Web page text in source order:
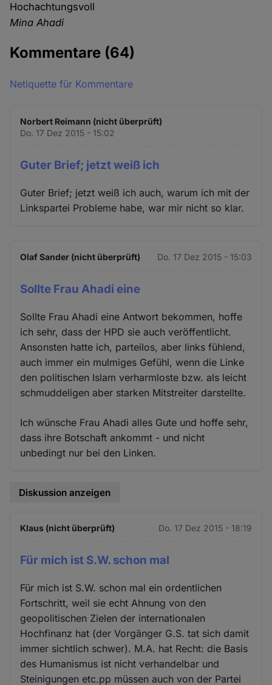
Hochachtungsvoll
Mina Ahadi
Kommentare (64)
Netiquette für Kommentare
Norbert Reimann (nicht überprüft)
Do. 17 Dez 2015 - 15:02
Guter Brief; jetzt weiß ich
Guter Brief; jetzt weiß ich auch, warum ich mit der
Linkspartei Probleme habe, war mir nicht so klar.
Olaf Sander (nicht überprüft) Do. 17 Dez 2015 - 15:03
Sollte Frau Ahadi eine
Sollte Frau Ahadi eine Antwort bekommen, hoffe
ich sehr, dass der HPD sie auch veröffentlicht.
Ansonsten hatte ich, parteilos, aber links fühlend,
auch immer ein mulmiges Gefühl, wenn die Linke
den politischen Islam verharmloste bzw. als leicht
schmuddeligen aber starken Mitstreiter darstellte.
Ich wünsche Frau Ahadi alles Gute und hoffe sehr,
dass ihre Botschaft ankommt - und nicht
unbedingt nur bei den Linken.
Diskussion anzeigen
Klaus (nicht überprüft) Do. 17 Dez 2015 - 18:19
Für mich ist S.W. schon mal
Für mich ist S.W. schon mal ein ordentlichen
Fortschritt, weil sie echt Ahnung von den
geopolitischen Zielen der internationalen
Hochfinanz hat (der Vorgänger G.S. tat sich damit
immer sichtlich schwer). M.A. hat Recht: die Basis
des Humanismus ist nicht verhandelbar und
Steinigungen etc.pp müssen auch von der Partei